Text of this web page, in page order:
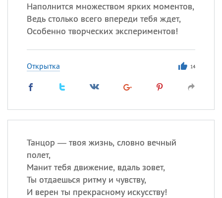
Наполнится множеством ярких моментов,
Ведь столько всего впереди тебя ждет,
Особенно творческих экспериментов!
Открытка 14
Танцор — твоя жизнь, словно вечный
полет,
Манит тебя движение, вдаль зовет,
Ты отдаешься ритму и чувству,
И верен ты прекрасному искусству!